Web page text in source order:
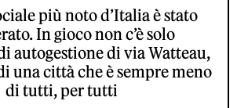
più noto d’Italia è stato
In gioco non c’è solo
autogestione di via Watteau,
una città che è sempre meno
di tutti, per tutti